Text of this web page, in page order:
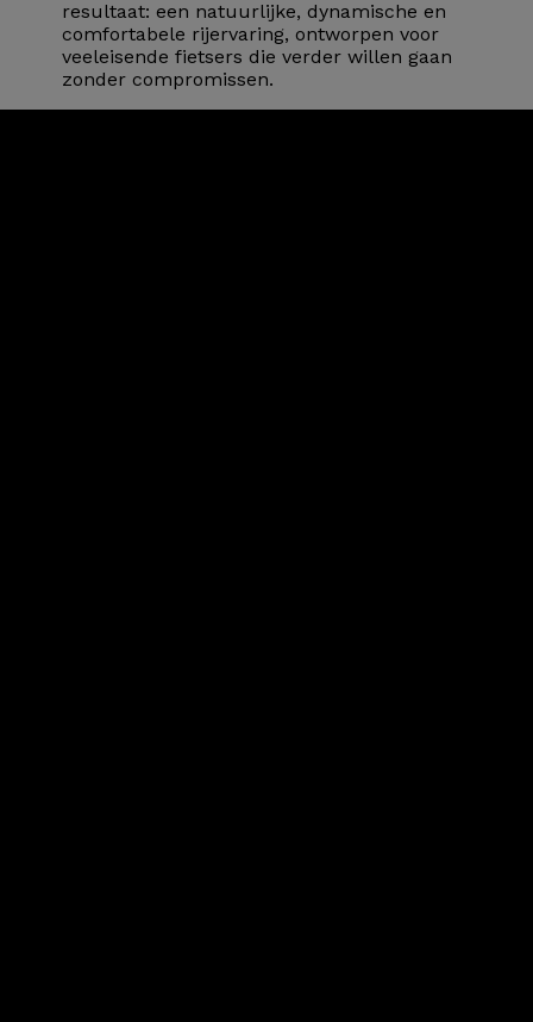
resultaat: een natuurlijke, dynamische en
comfortabele rijervaring, ontworpen voor
veeleisende fietsers die verder willen gaan
zonder compromissen.